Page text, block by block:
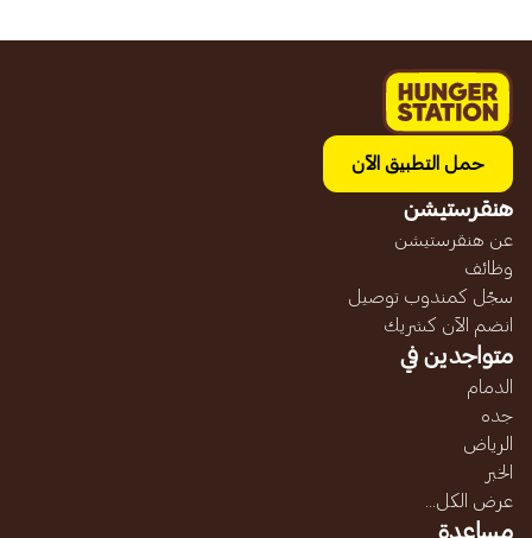
حمل التطبيق الآن
هنقرستيشن
عن هنقرستيشن
وظائف
سجّل كمندوب توصيل
انضم الآن كشريك
متواجدين في
الدمام
جده
الرياض
الخبر
عرض الكل...
مساعدة